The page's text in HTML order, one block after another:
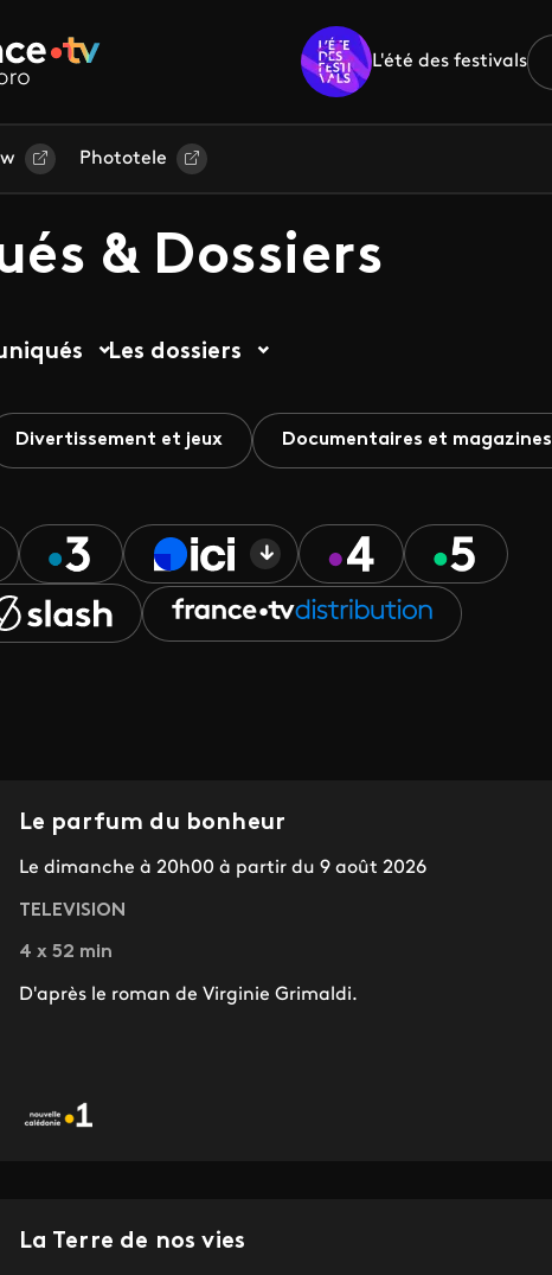
L'été des festivals
Phototele
& Dossiers
Les dossiers
Divertissement et jeux Documentaires et magazines
Le parfum du bonheur
Le dimanche à 20h00 à partir du 9 août 2026
TELEVISION
4 x 52 min
D'après le roman de Virginie Grimaldi.
La Terre de nos vies